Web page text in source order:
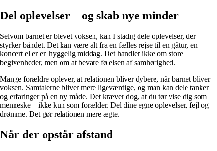
Del oplevelser – og skab nye minder
Selvom barnet er blevet voksen, kan I stadig dele oplevelser, der
styrker båndet. Det kan være alt fra en fælles rejse til en gåtur, en
koncert eller en hyggelig middag. Det handler ikke om store
begivenheder, men om at bevare følelsen af samhørighed.
Mange forældre oplever, at relationen bliver dybere, når barnet bliver
voksen. Samtalerne bliver mere ligeværdige, og man kan dele tanker
og erfaringer på en ny måde. Det kræver dog, at du tør vise dig som
menneske – ikke kun som forælder. Del dine egne oplevelser, fejl og
drømme. Det gør relationen mere ægte.
Når der opstår afstand